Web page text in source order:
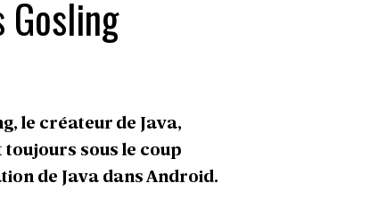
Gosling
le créateur de Java,
sous le coup
de Java dans Android.